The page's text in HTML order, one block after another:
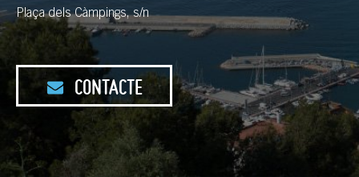
Plaça dels Càmpings, s/n
CONTACTE